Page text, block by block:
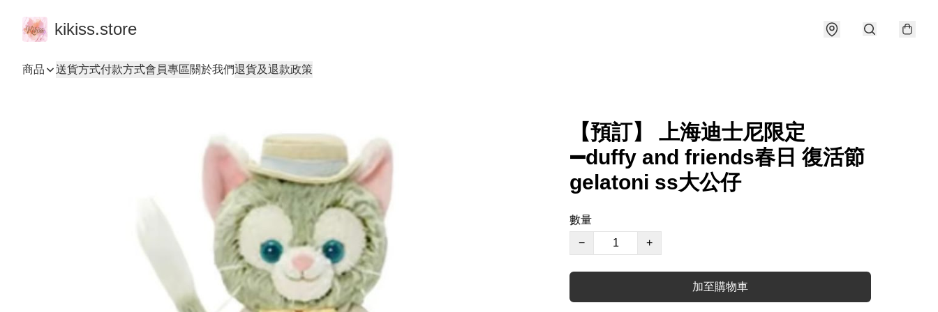
kikiss.store
商品 送貨方式付款方式會員專區關於我們退貨及退款政策
【預訂】 上海迪士尼限定
➖duffy and friends春日 復活節
gelatoni ss大公仔
數量
−
+
加至購物車